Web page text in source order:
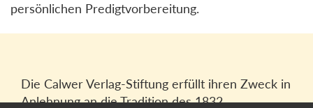
persönlichen Predigtvorbereitung.
Die Calwer Verlag-Stiftung erfüllt ihren Zweck in
Anlehnung an die Tradition des 1832